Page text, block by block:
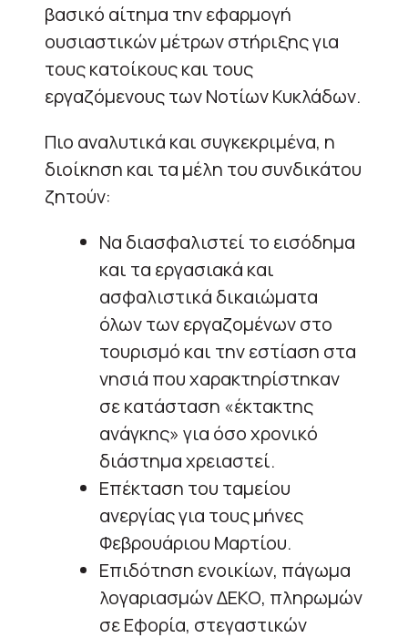
βασικό αίτημα την εφαρμογή
ουσιαστικών μέτρων στήριξης για
τους κατοίκους και τους
εργαζόμενους των Νοτίων Κυκλάδων.
Πιο αναλυτικά και συγκεκριμένα, η
διοίκηση και τα μέλη του συνδικάτου
ζητούν:
Να διασφαλιστεί το εισόδημα
και τα εργασιακά και
ασφαλιστικά δικαιώματα
όλων των εργαζομένων στο
τουρισμό και την εστίαση στα
νησιά που χαρακτηρίστηκαν
σε κατάσταση «έκτακτης
ανάγκης» για όσο χρονικό
διάστημα χρειαστεί.
Επέκταση του ταμείου
ανεργίας για τους μήνες
Φεβρουάριου Μαρτίου.
Επιδότηση ενοικίων, πάγωμα
λογαριασμών ΔΕΚΟ, πληρωμών
σε Εφορία, στεγαστικών